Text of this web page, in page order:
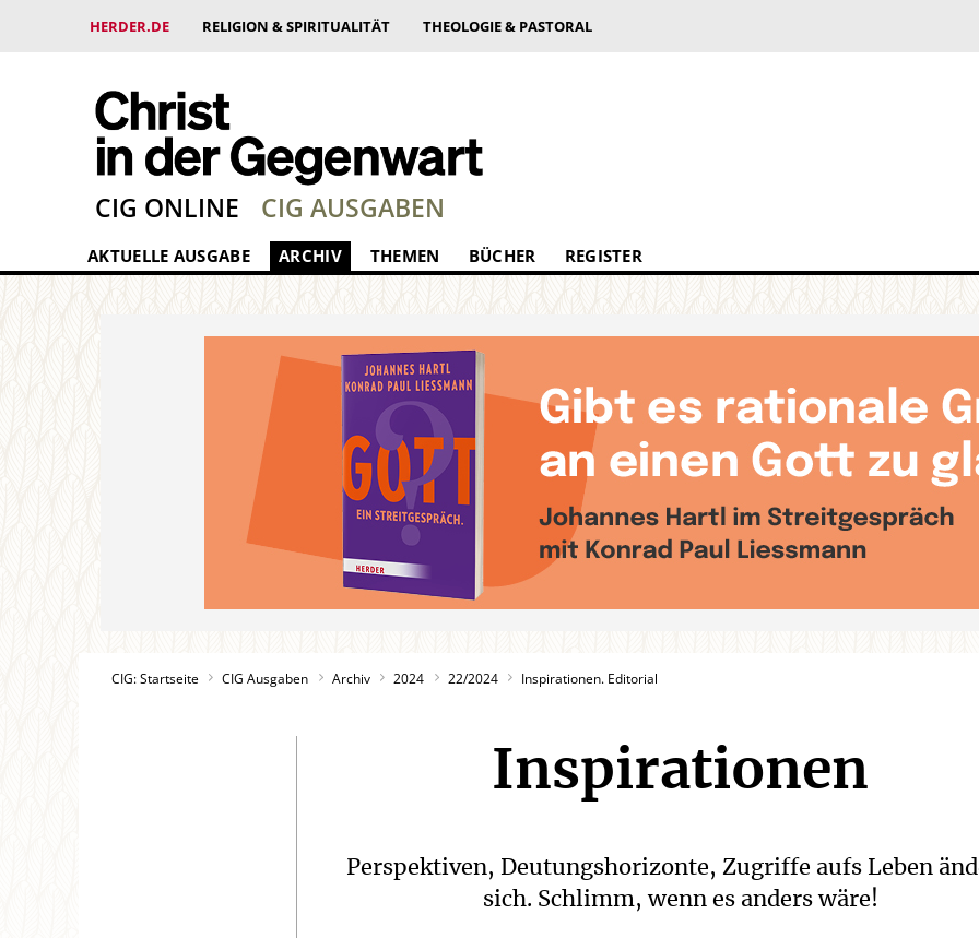
HERDER.DE RELIGION & SPIRITUALITÄT THEOLOGIE & PASTORAL
CIG ONLINE CIG AUSGABEN
AKTUELLE AUSGABE ARCHIV THEMEN BÜCHER REGISTER
CIG: Startseite CIG Ausgaben Archiv 2024 22/2024 Inspirationen. Editorial
Inspirationen
Perspektiven, Deutungshorizonte, Zugriffe aufs Leben
sich. Schlimm, wenn es anders wäre!